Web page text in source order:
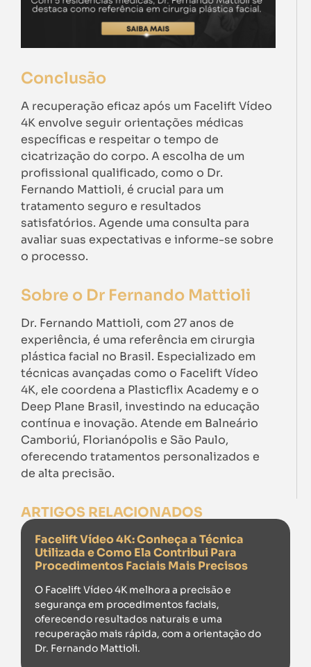
Conclusão
A recuperação eficaz após um Facelift Vídeo
4K envolve seguir orientações médicas
específicas e respeitar o tempo de
cicatrização do corpo. A escolha de um
profissional qualificado, como o Dr.
Fernando Mattioli, é crucial para um
tratamento seguro e resultados
satisfatórios. Agende uma consulta para
avaliar suas expectativas e informe-se sobre
o processo.
Sobre o Dr Fernando Mattioli
Dr. Fernando Mattioli, com 27 anos de
experiência, é uma referência em cirurgia
plástica facial no Brasil. Especializado em
técnicas avançadas como o Facelift Vídeo
4K, ele coordena a Plasticflix Academy e o
Deep Plane Brasil, investindo na educação
contínua e inovação. Atende em Balneário
Camboriú, Florianópolis e São Paulo,
oferecendo tratamentos personalizados e
de alta precisão.
ARTIGOS RELACIONADOS
Facelift Vídeo 4K: Conheça a Técnica
Utilizada e Como Ela Contribui Para
Procedimentos Faciais Mais Precisos
O Facelift Vídeo 4K melhora a precisão e
segurança em procedimentos faciais,
oferecendo resultados naturais e uma
recuperação mais rápida, com a orientação do
Dr. Fernando Mattioli.